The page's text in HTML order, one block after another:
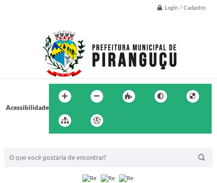
Login / Cadastro
Acessibilidade